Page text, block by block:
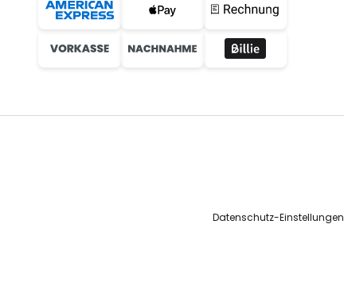
Datenschutz-Einstellungen